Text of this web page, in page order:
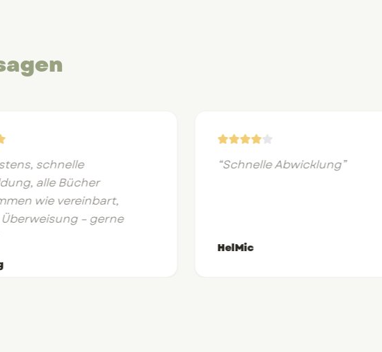
schnelle
alle Bücher
wie vereinbart,
– gerne
Schnelle Abwicklung”
HelMic